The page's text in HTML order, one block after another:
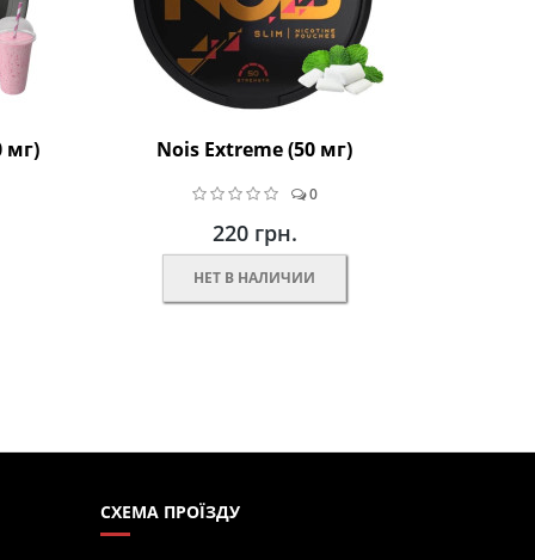
мг) Nois Extreme (50 мг)
0
220 грн.
НЕТ В НАЛИЧИИ
СХЕМА ПРОЇЗДУ